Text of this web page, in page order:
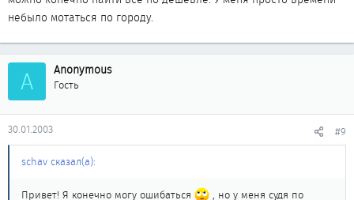
небыло мотаться по городу.
A Anonymous
Гость
30.01.2003 #9
schav сказал(а):
Привет! Я конечно могу ошибаться
, но у меня судя по